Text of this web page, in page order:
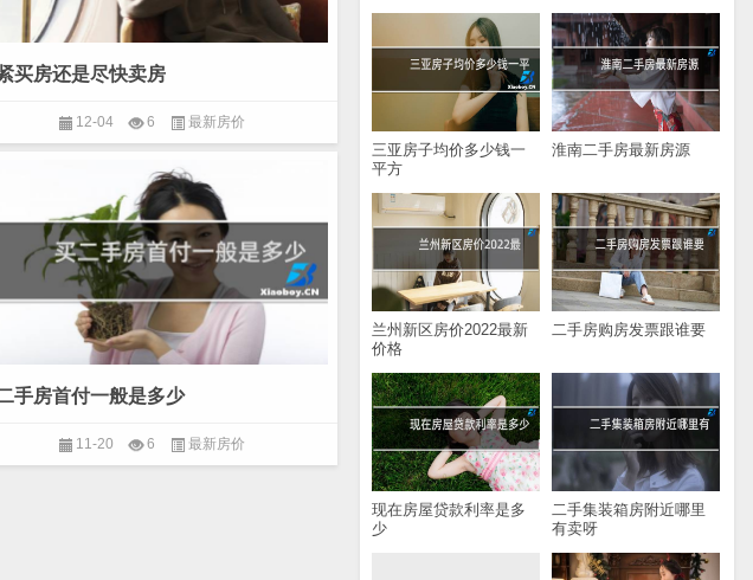
三亚房子均价多少钱一
平方
淮南二手房最新房源
兰州新区房价2022最新
价格
二手房购房发票跟谁要
现在房屋贷款利率是多
少
二手集装箱房附近哪里
有卖呀
买房还是尽快卖房
12-04 6 最新房价
手房首付一般是多少
11-20 6 最新房价